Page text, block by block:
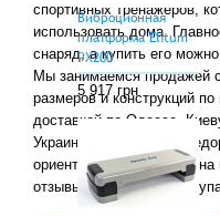
Виброционная
платформа Elitum
PX200
5 917 грн
спортивных тренажеров,
использовать дома.
снаряд, а купить его
Мы занимаемся продажей
размеров и конструкций
доставкой по Одессе,
Украины. У нас можно
ориентируясь не только
отзывы предыдущих